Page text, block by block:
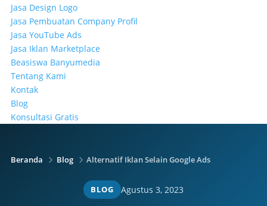
Jasa Design Logo
Jasa Pembuatan Company Profil
Jasa YouTube Ads
Jasa Iklan Marketplace
Beasiswa Banyumedia
Tentang Kami
Kontak
Blog
Konsultasi Gratis
Beranda Blog Alternatif Iklan Selain Google Ads
BLOG Agustus 3, 2023